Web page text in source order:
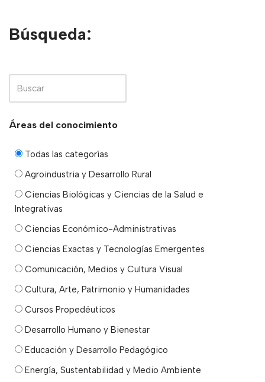
Búsqueda:
Áreas del conocimiento
Todas las categorías
Agroindustria y Desarrollo Rural
Ciencias Biológicas y Ciencias de la Salud e
Integrativas
Ciencias Económico-Administrativas
Ciencias Exactas y Tecnologías Emergentes
Comunicación, Medios y Cultura Visual
Cultura, Arte, Patrimonio y Humanidades
Cursos Propedéuticos
Desarrollo Humano y Bienestar
Educación y Desarrollo Pedagógico
Energía, Sustentabilidad y Medio Ambiente